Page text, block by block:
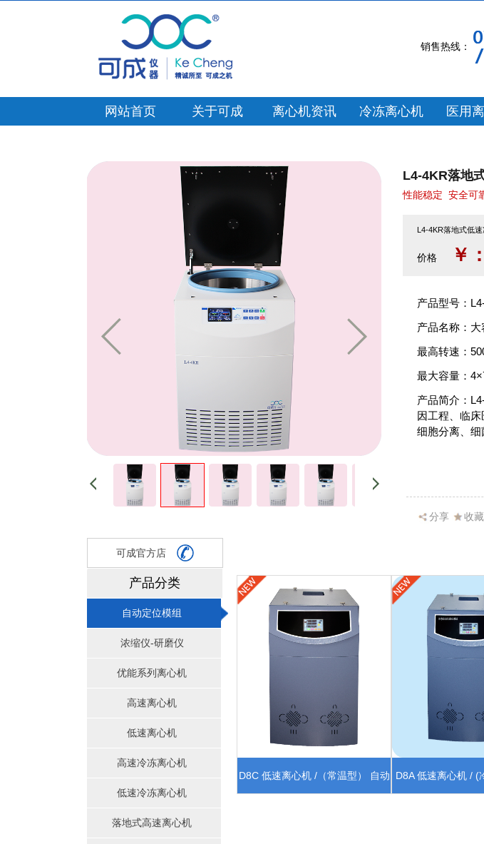
销售热线：
网站首页 关于可成 离心机资讯 冷冻离心机 医用
L4-4KR落地
性能稳定 安全可
L4-4KR落地式低
价格 ￥
产品型号：
产品名称：
最高转速：
最大容量：
产品简介：
因工程、临
细胞分离、细
分享 收
可成官方店
产品分类
自动定位模组
浓缩仪-研磨仪
优能系列离心机
高速离心机
低速离心机
高速冷冻离心机
低速冷冻离心机
落地式高速离心机
D8C 低速离心机 /（常温型） 自动 D8A 低速离心机 / (